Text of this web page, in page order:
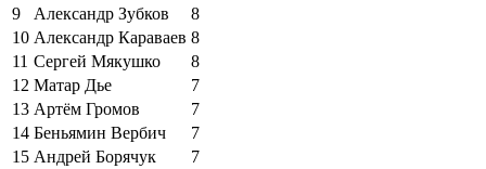
9
Александр Зубков
8
10 Александр Караваев 8
11 Сергей Мякушко
8
12 Матар Дье
7
13 Артём Громов
7
14 Беньямин Вербич
7
15 Андрей Борячук 7